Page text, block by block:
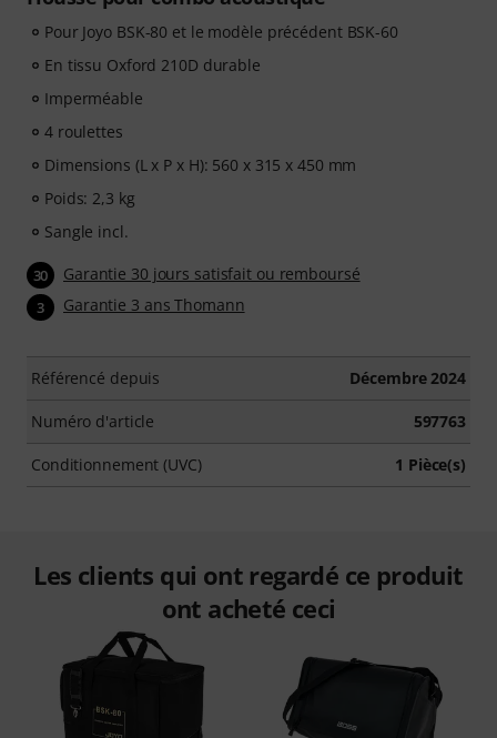
Pour Joyo BSK-80 et le modèle précédent BSK-60
En tissu Oxford 210D durable
Imperméable
4 roulettes
Dimensions (L x P x H): 560 x 315 x 450 mm
Poids: 2,3 kg
Sangle incl.
30 Garantie 30 jours satisfait ou remboursé
3 Garantie 3 ans Thomann
Référencé depuis Décembre 2024
Numéro d'article 597763
Conditionnement (UVC) 1 Pièce(s)
Les clients qui ont regardé ce produit
ont acheté ceci